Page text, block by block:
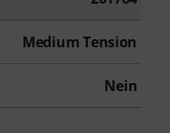
Medium Tension
Nein